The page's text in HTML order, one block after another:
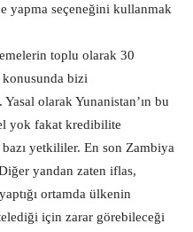
yapma seçeneğini kullanmak
toplu olarak 30
konusunda bizi
olarak Yunanistan’ın bu
yok fakat kredibilite
yetkililer. En son Zambiya
yandan zaten iflas,
ortamda ülkenin
için zarar görebileceği